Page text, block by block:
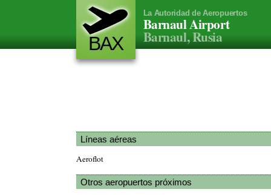
BAX
La Autoridad de Aeropuertos
Barnaul Airport
Barnaul, Rusia
Líneas aéreas
Aeroflot
Otros aeropuertos próximos